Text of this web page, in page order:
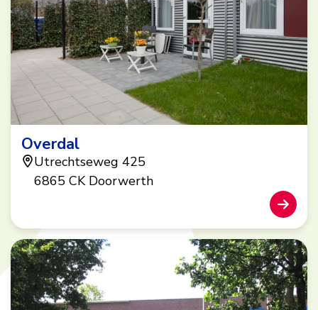
Overdal
Utrechtseweg 425
6865 CK Doorwerth